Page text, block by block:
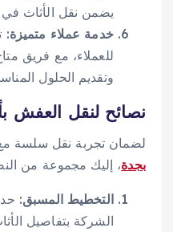
يضمن نقل الأثاث
خدمة عملاء متميزة:
للعملاء، مع فريق
وتقديم الحلول
نصائح لنقل العفش
لضمان تجربة نقل سلسة
بجدة، إليك مجموعة من
التخطيط المسبق:
الشركة بتفاصيل